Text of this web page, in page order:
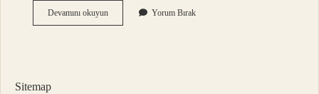
Devamını okuyunÇam
Ağacı
Yorum Bırak
Sitemap